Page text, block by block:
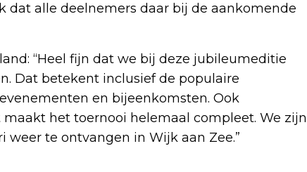
alle deelnemers daar bij de aankomende
“Heel fijn dat we bij deze jubileumeditie
Dat betekent inclusief de populaire
en bijeenkomsten. Ook
het toernooi helemaal compleet. We zijn
te ontvangen in Wijk aan Zee.”